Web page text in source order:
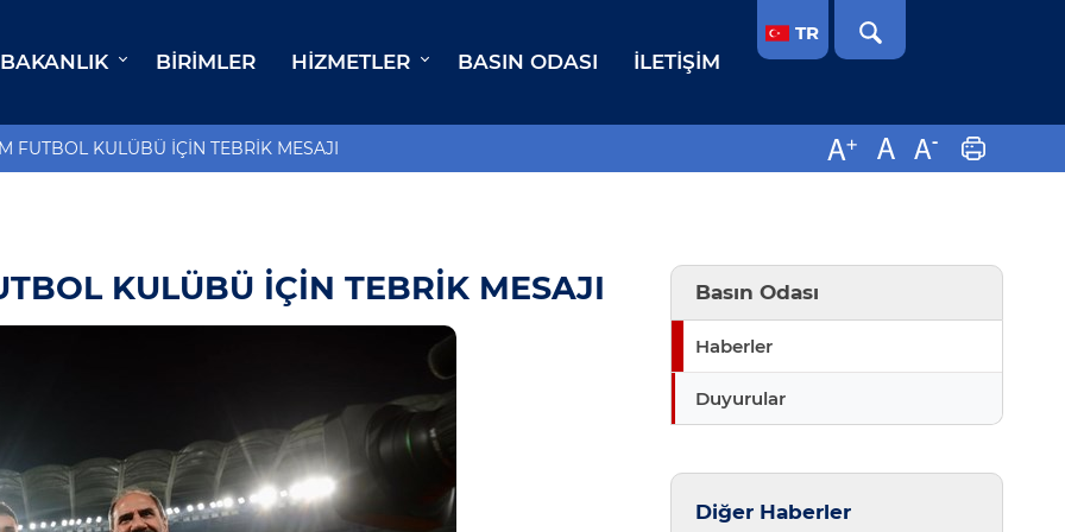
BAKANLIK BIRIMLER HIZMETLER BASIN ODASI İLETIŞIM
TR
FUTBOL KULÜBÜ İÇİN TEBRİK MESAJI
KULÜBÜ İÇİN TEBRİK MESAJI Basın Odası
Haberler
Duyurular
Diğer Haberler